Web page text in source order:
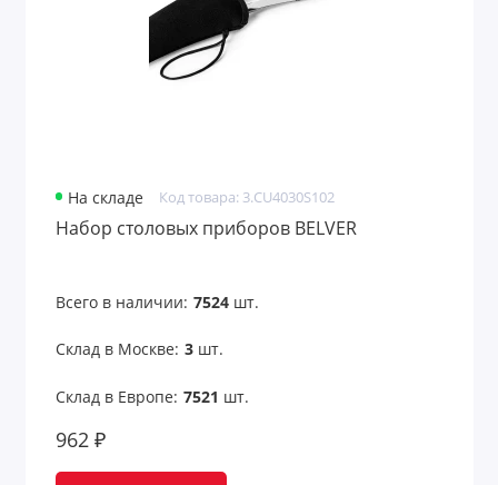
На складе Код товара: 3.CU4030S102
Набор столовых приборов BELVER
Всего в наличии: 7524шт.
Склад в Москве: 3шт.
Склад в Европе: 7521 шт.
962 ₽